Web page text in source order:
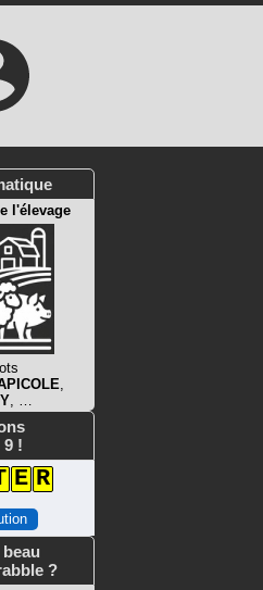
l'élevage
,
, …
9 !
E R
?